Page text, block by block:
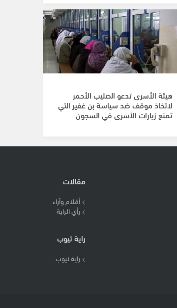
هيئة الأسرى تدعو الصليب الأحمر
لاتخاذ موقف ضد سياسة بن غفير التي
تمنع زيارات الأسرى في السجون
مقالات
أقلام وآراء
رأي الراية
راية تيوب
راية تيوب